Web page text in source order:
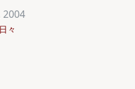
2004
日々